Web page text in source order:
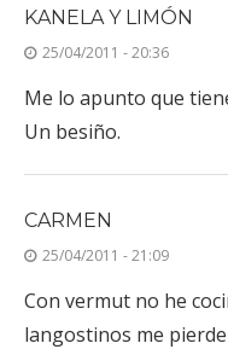
KANELA Y LIMÓN
25/04/2011 - 20:36
Me lo apunto que
Un besiño.
CARMEN
25/04/2011 - 21:09
Con vermut no he
langostinos me